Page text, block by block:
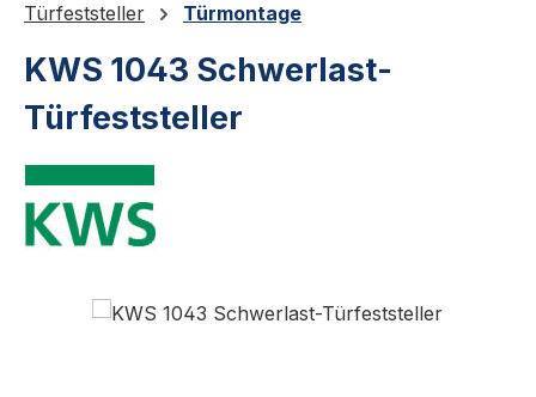
Türfeststeller Türmontage
KWS 1043 Schwerlast-
Türfeststeller